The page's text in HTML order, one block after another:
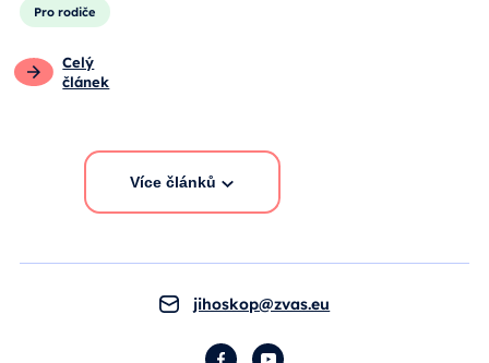
Pro rodiče
Celý
článek
Více článků
jihoskop@zvas.eu
FacebookYouTube